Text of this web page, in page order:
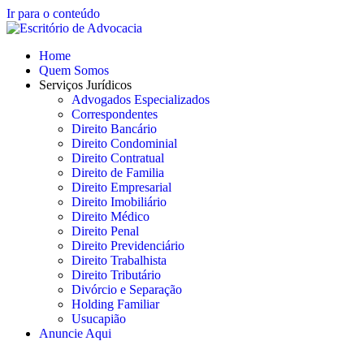
Ir para o conteúdo
Home
Quem Somos
Serviços Jurídicos
Advogados Especializados
Correspondentes
Direito Bancário
Direito Condominial
Direito Contratual
Direito de Familia
Direito Empresarial
Direito Imobiliário
Direito Médico
Direito Penal
Direito Previdenciário
Direito Trabalhista
Direito Tributário
Divórcio e Separação
Holding Familiar
Usucapião
Anuncie Aqui